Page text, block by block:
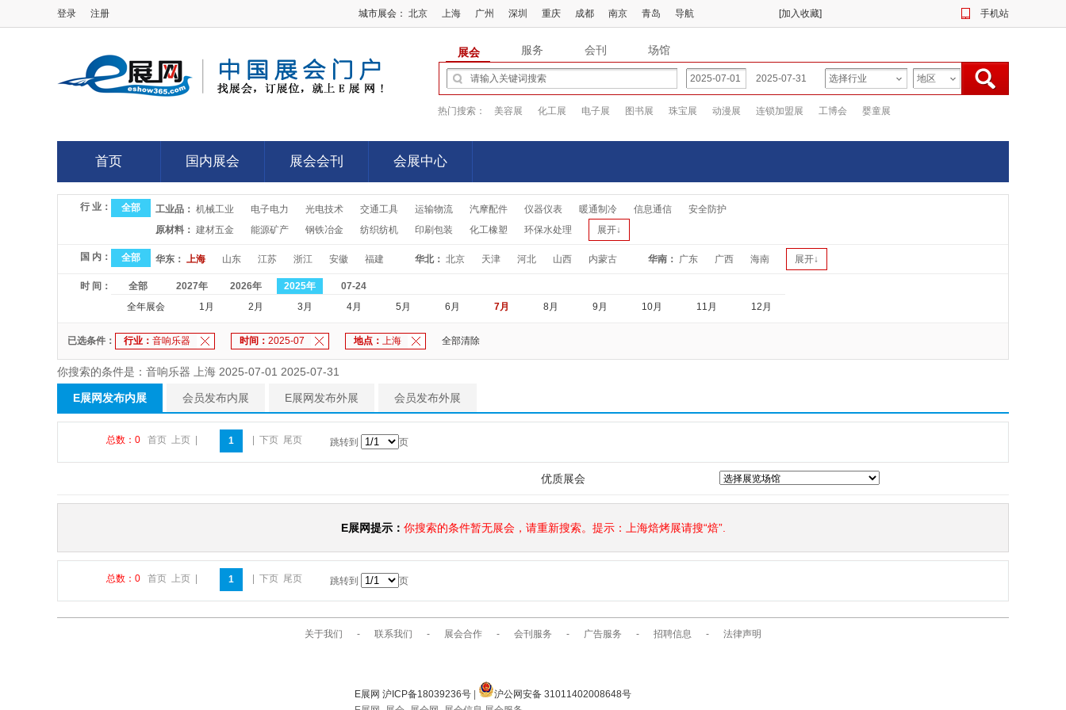
登录 注册 城市展会： 北京 上海 广州 深圳 重庆 成都 南京 青岛 导航 [加入收藏] 手机站
展会 服务 会刊 场馆
热门搜索： 美容展 化工展 电子展 图书展 珠宝展 动漫展 连锁加盟展 工博会 婴童展
首页
首页
国内展会
国内展会
展会会刊
展会会刊
会展中心
会展中心
行 业： 全部 工业品： 机械工业 电子电力 光电技术 交通工具 运输物流 汽摩配件 仪器仪表 暖通制冷 信息通信
安全防护
原材料： 建材五金 能源矿产 钢铁冶金 纺织纺机 印刷包装 化工橡塑 环保水处理 展开↓
国 内： 全部 华东： 上海 山东 江苏 浙江 安徽 福建 华北： 北京 天津 河北 山西 内蒙古 华南： 广东 广西 海南 展开↓
时 间： 全部 2027年 2026年 2025年
07-24
全年展会
1月 2月 3月 4月 5月 6月 7月 8月 9月 10月 11月 12月
已选条件： 行业： 音响乐器 时间： 2025-07 地点： 上海 全部清除
你搜索的条件是：音响乐器 上海 2025-07-01 2025-07-31
E展网发布内展 会员发布内展 E展网发布外展 会员发布外展
总数：0 首页 上页 1 下页 尾页 跳转到 页
优质展会
E展网提示： 你搜索的条件暂无展会，请重新搜索。提示：上海焙烤展请搜“焙”.
总数：0 首页 上页 1 下页 尾页 跳转到 页
关于我们 - 联系我们 - 展会合作 - 会刊服务 - 广告服务 - 招聘信息 - 法律声明
E展网 沪ICP备18039236号
沪公网安备 31011402008648号